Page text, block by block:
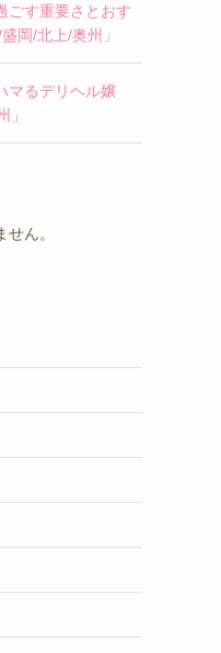
ごす重要さとおす
岡/北上/奥州」
マるデリヘル嬢
」
ん。